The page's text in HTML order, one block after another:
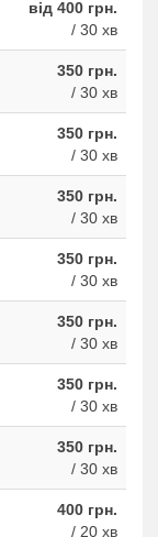
від 400 грн.
/ 30 хв
350 грн.
/ 30 хв
350 грн.
/ 30 хв
350 грн.
/ 30 хв
350 грн.
/ 30 хв
350 грн.
/ 30 хв
350 грн.
/ 30 хв
350 грн.
/ 30 хв
400 грн.
/ 20 хв